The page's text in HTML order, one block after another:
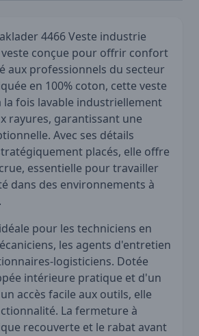
4466 Veste industrie
veste conçue pour offrir confort
aux professionnels du secteur
en 100% coton, cette veste
la fois lavable industriellement
rayures, garantissant une
Avec ses détails
placés, elle offre
essentielle pour travailler
dans des environnements à
pour les techniciens en
les agents d'entretien
logisticiens. Dotée
intérieure pratique et d'un
accès facile aux outils, elle
La fermeture à
recouverte et le rabat avant